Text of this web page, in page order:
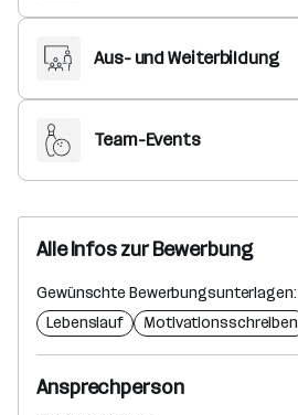
Aus- und Weiterbildung
Team-Events
Alle Infos zur Bewerbung
Gewünschte Bewerbungsunterlagen:
Lebenslauf
Motivationsschreiben
Ansprechperson